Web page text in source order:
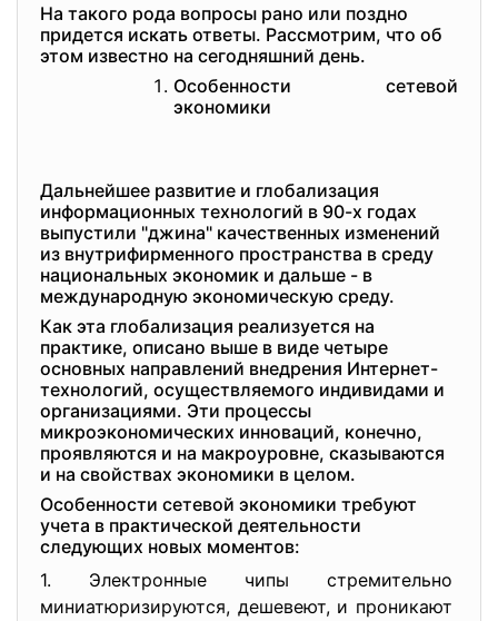
На такого рода вопросы рано или поздно
придется искать ответы. Рассмотрим, что об
этом известно на сегодняшний день.
Особенности сетевой
экономики
Дальнейшее развитие и глобализация
информационных технологий в 90-х годах
выпустили "джина" качественных изменений
из внутрифирменного пространства в среду
национальных экономик и дальше - в
международную экономическую среду.
Как эта глобализация реализуется на
практике, описано выше в виде четыре
основных направлений внедрения Интернет-
технологий, осуществляемого индивидами и
организациями. Эти процессы
микроэкономических инноваций, конечно,
проявляются и на макроуровне, сказываются
и на свойствах экономики в целом.
Особенности сетевой экономики требуют
учета в практической деятельности
следующих новых моментов:
1. Электронные чипы стремительно
миниатюризируются, дешевеют, и проникают